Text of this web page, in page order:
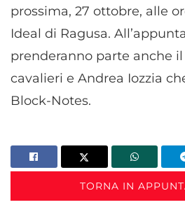
prossima, 27 ottobre, alle
Ideal di Ragusa.
prenderanno parte anche
cavalieri e Andrea Iozzia
Block-Notes.
TORNA IN